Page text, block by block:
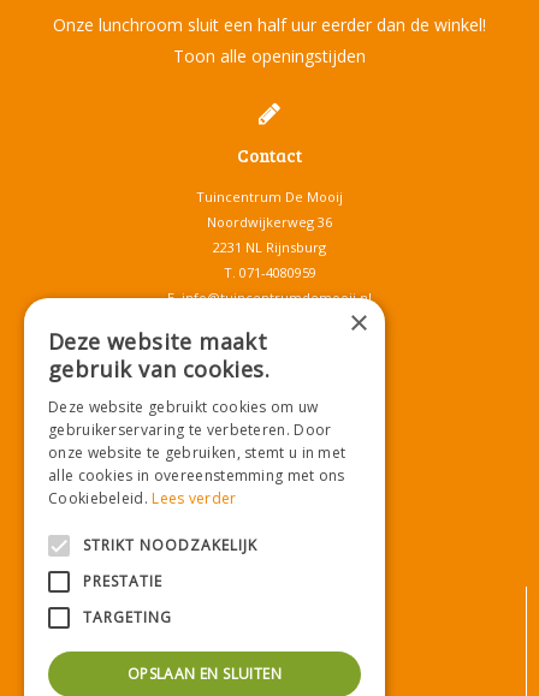
Onze lunchroom sluit een half uur eerder dan de winkel!
Toon alle openingstijden
Contact
Tuincentrum De Mooij
Noordwijkerweg 36
2231 NL Rijnsburg
T. 071-4080959
E.info@tuincentrumdemooij.nl
Download onze App!
Privacy statement
×
Deze website maakt
gebruik van cookies.
Deze website gebruikt cookies om uw
gebruikerservaring te verbeteren. Door
onze website te gebruiken, stemt u in met
alle cookies in overeenstemming met ons
Cookiebeleid.Lees verder
STRIKT NOODZAKELIJK
PRESTATIE
TARGETING
OPSLAAN EN SLUITEN